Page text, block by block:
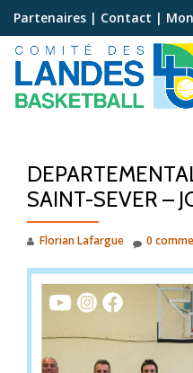
Aller
contenu
Partenaires | Contact |
SAINT-SEVER –
Florian Lafargue 0